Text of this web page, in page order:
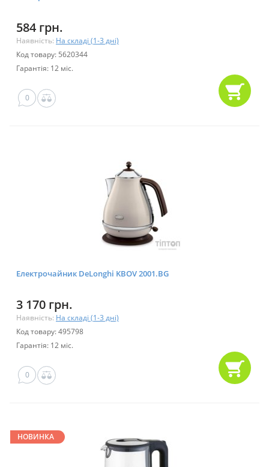
584 грн.
Наявність: На складі (1-3 дні)
Код товару: 5620344
Гарантія: 12 міс.
0
Електрочайник DeLonghi KBOV 2001.BG
3 170 грн.
Наявність: На складі (1-3 дні)
Код товару: 495798
Гарантія: 12 міс.
0
НОВИНКА